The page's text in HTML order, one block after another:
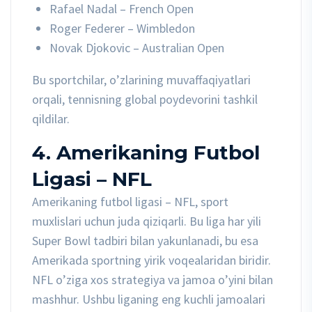
Rafael Nadal – French Open
Roger Federer – Wimbledon
Novak Djokovic – Australian Open
Bu sportchilar, o’zlarining muvaffaqiyatlari
orqali, tennisning global poydevorini tashkil
qildilar.
4. Amerikaning Futbol
Ligasi – NFL
Amerikaning futbol ligasi – NFL, sport
muxlislari uchun juda qiziqarli. Bu liga har yili
Super Bowl tadbiri bilan yakunlanadi, bu esa
Amerikada sportning yirik voqealaridan biridir.
NFL o’ziga xos strategiya va jamoa o’yini bilan
mashhur. Ushbu liganing eng kuchli jamoalari